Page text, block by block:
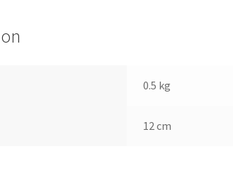
0.5 kg
12 cm